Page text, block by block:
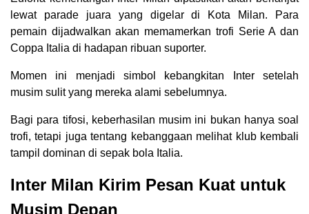
lewat parade juara yang digelar di Kota Milan. Para
pemain dijadwalkan akan memamerkan trofi Serie A dan
Coppa Italia di hadapan ribuan suporter.
Momen ini menjadi simbol kebangkitan Inter setelah
musim sulit yang mereka alami sebelumnya.
Bagi para tifosi, keberhasilan musim ini bukan hanya soal
trofi, tetapi juga tentang kebanggaan melihat klub kembali
tampil dominan di sepak bola Italia.
Inter Milan Kirim Pesan Kuat untuk
Musim Depan